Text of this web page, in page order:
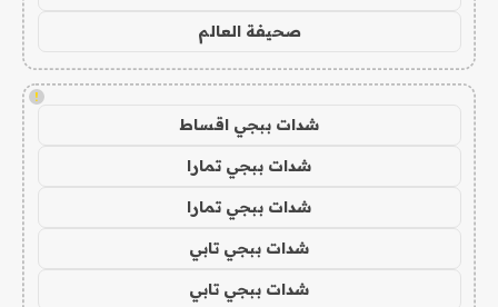
صحيفة العالم
!
شدات ببجي اقساط
شدات ببجي تمارا
شدات ببجي تمارا
شدات ببجي تابي
شدات ببجي تابي